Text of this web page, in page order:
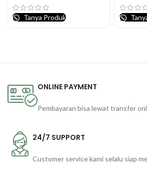
Tanya Produk
ONLINE PAYMENT
Pembayaran bisa lewat transfer
24/7 SUPPORT
Customer service kami selalu siap